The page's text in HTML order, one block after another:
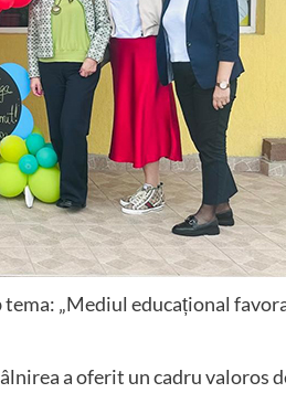
„Mediul educațional
a oferit un cadru valoros